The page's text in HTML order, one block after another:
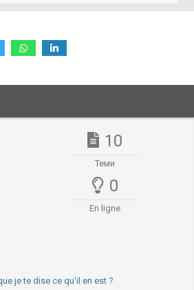
10
Теми
0
En ligne
je te dise ce qu'il en est ?